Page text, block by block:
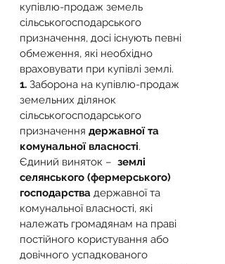
купівлю-продаж земель
сільськогосподарського
призначення, досі існують певні
обмеження, які необхідно
враховувати при купівлі землі.
1. Заборона на купівлю-продаж
земельних ділянок
сільськогосподарського
призначення державної та
комунальної власності.
Єдиний виняток – землі
селянського (фермерського)
господарства державної та
комунальної власності, які
належать громадянам на праві
постійного користування або
довічного успадкованого